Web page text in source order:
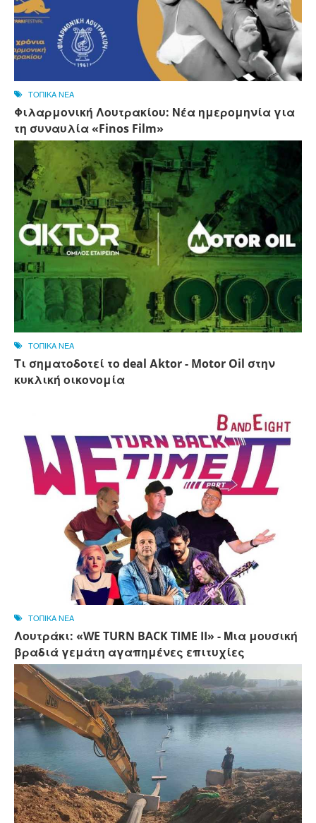
ΤΟΠΙΚΑ ΝΕΑ
Φιλαρμονική Λουτρακίου: Νέα ημερομηνία για
τη συναυλία «Finos Film»
ΤΟΠΙΚΑ ΝΕΑ
Τι σηματοδοτεί το deal Αktor - Motor Oil στην
κυκλική οικονομία
ΤΟΠΙΚΑ ΝΕΑ
Λουτράκι: «WE TURN BACK TIME II» - Μια μουσική
βραδιά γεμάτη αγαπημένες επιτυχίες